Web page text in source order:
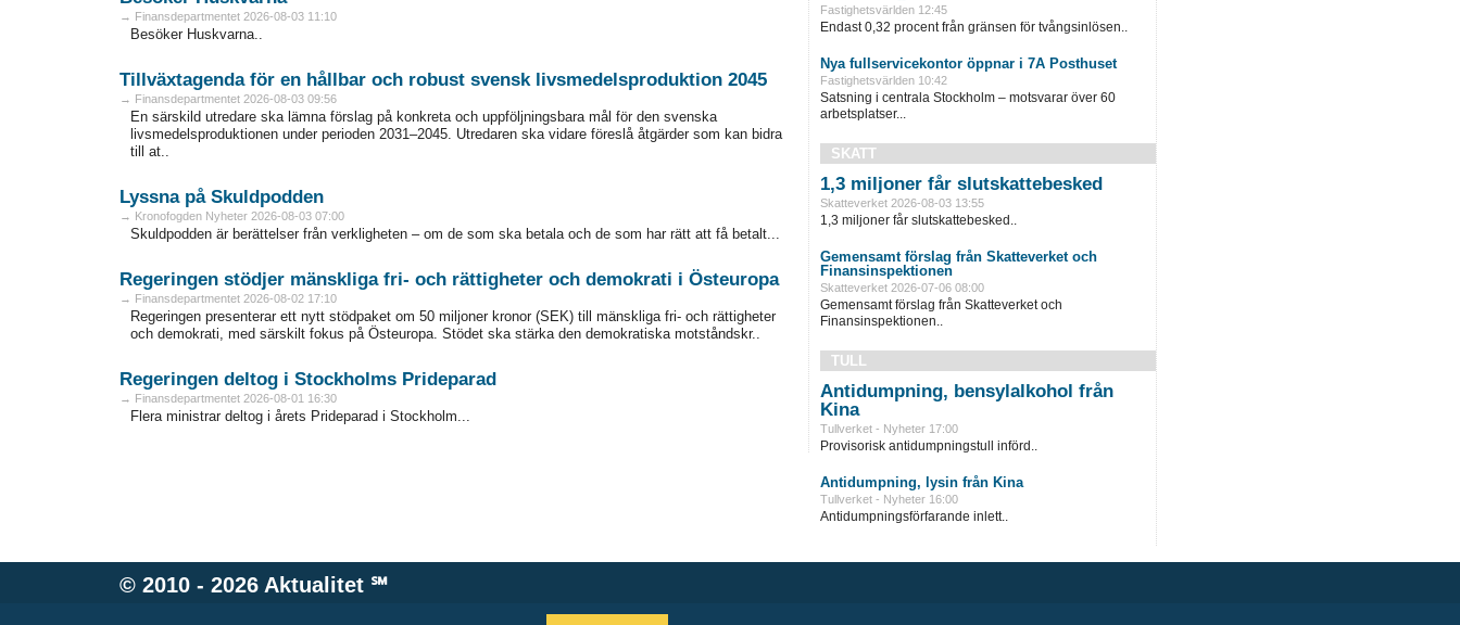
→ Finansdepartmentet 2026-08-03 11:10
Besöker Huskvarna..
Tillväxtagenda för en hållbar och robust svensk livsmedelsproduktion 2045
→ Finansdepartmentet 2026-08-03 09:56
En särskild utredare ska lämna förslag på konkreta och uppföljningsbara mål för den svenska
livsmedelsproduktionen under perioden 2031–2045. Utredaren ska vidare föreslå åtgärder som kan bidra
till at..
Lyssna på Skuldpodden
→ Kronofogden Nyheter 2026-08-03 07:00
Skuldpodden är berättelser från verkligheten – om de som ska betala och de som har rätt att få betalt...
Regeringen stödjer mänskliga fri- och rättigheter och demokrati i Östeuropa
→ Finansdepartmentet 2026-08-02 17:10
Regeringen presenterar ett nytt stödpaket om 50 miljoner kronor (SEK) till mänskliga fri- och rättigheter
och demokrati, med särskilt fokus på Östeuropa. Stödet ska stärka den demokratiska motståndskr..
Regeringen deltog i Stockholms Prideparad
→ Finansdepartmentet 2026-08-01 16:30
Flera ministrar deltog i årets Prideparad i Stockholm...
Fastighetsvärlden 12:45
Endast 0,32 procent från gränsen för tvångsinlösen..
Nya fullservicekontor öppnar i 7A Posthuset
Fastighetsvärlden 10:42
Satsning i centrala Stockholm – motsvarar över 60
arbetsplatser...
SKATT
1,3 miljoner får slutskattebesked
Skatteverket 2026-08-03 13:55
1,3 miljoner får slutskattebesked..
Gemensamt förslag från Skatteverket och
Finansinspektionen
Skatteverket 2026-07-06 08:00
Gemensamt förslag från Skatteverket och
Finansinspektionen..
TULL
Antidumpning, bensylalkohol från
Kina
Tullverket - Nyheter 17:00
Provisorisk antidumpningstull införd..
Antidumpning, lysin från Kina
Tullverket - Nyheter 16:00
Antidumpningsförfarande inlett..
© 2010 - 2026 Aktualitet℠